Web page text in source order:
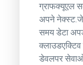
ग्राफक्यूएल
अपने
समय डेटा
डेवलपर